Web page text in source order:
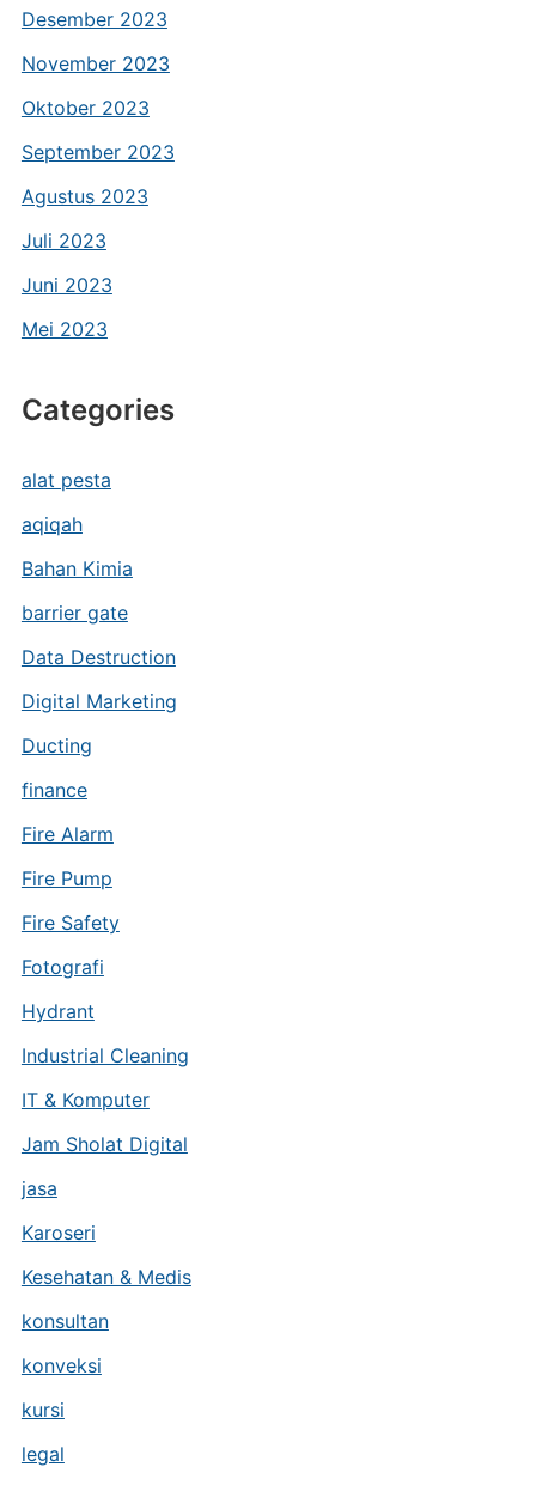
Desember 2023
November 2023
Oktober 2023
September 2023
Agustus 2023
Juli 2023
Juni 2023
Mei 2023
Categories
alat pesta
aqiqah
Bahan Kimia
barrier gate
Data Destruction
Digital Marketing
Ducting
finance
Fire Alarm
Fire Pump
Fire Safety
Fotografi
Hydrant
Industrial Cleaning
IT & Komputer
Jam Sholat Digital
jasa
Karoseri
Kesehatan & Medis
konsultan
konveksi
kursi
legal